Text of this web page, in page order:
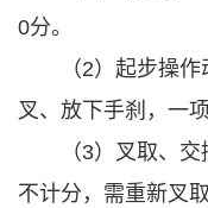
0分。
（2）起步操
叉、放下手刹，一
（3）叉取、
不计分，需重新叉取